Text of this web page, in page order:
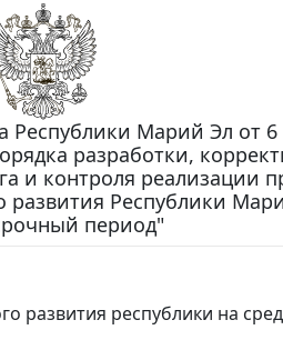
Республики Марий Эл от
разработки,
и контроля реализации
развития Республики
период"
развития республики на